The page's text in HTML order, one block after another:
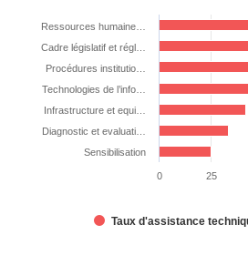
demandée
Bar chart with 7 bars.
The chart has 1 X axis displaying
The chart has 1 Y axis displaying %.
Taux d'assistance
Ressources humaine…
Cadre législatif et régl…
Procédures institutio…
Technologies de l’info…
Infrastructure et equi…
Diagnostic et evaluati…
Sensibilisation
0 25